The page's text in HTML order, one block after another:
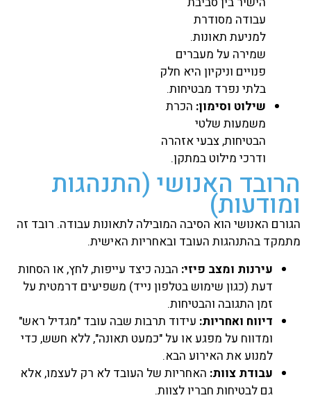
עבודה מסודרת
למניעת תאונות.
שמירה על מעברים
פנויים וניקיון היא חלק
בלתי נפרד מבטיחות.
שילוט וסימון: הכרת
משמעות שלטי
הבטיחות, צבעי אזהרה
ודרכי מילוט במתקן.
הרובד האנושי (התנהגות
ומודעות)
הגורם האנושי הוא הסיבה המובילה לתאונות עבודה. רובד זה
מתמקד בהתנהגות העובד ובאחריות האישית.
עירנות ומצב פיזי: הבנה כיצד עייפות, לחץ, או הסחות
דעת (כגון שימוש בטלפון נייד) משפיעים דרמטית על
זמן התגובה והבטיחות.
דיווח ואחריות: עידוד תרבות שבה עובד "מגדיל ראש"
ומדווח על מפגע או על "כמעט תאונה", ללא חשש, כדי
למנוע את האירוע הבא.
עבודת צוות: האחריות של העובד לא רק לעצמו, אלא
גם לבטיחות חבריו לצוות.